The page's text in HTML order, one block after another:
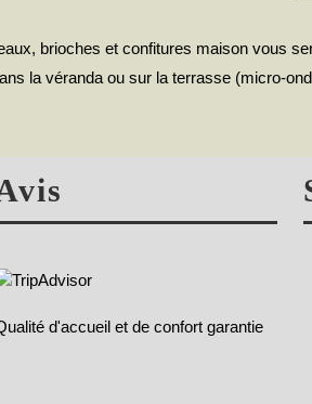
brioches et confitures maison vous
la véranda ou sur la terrasse (micro-
d'accueil et de confort garantie